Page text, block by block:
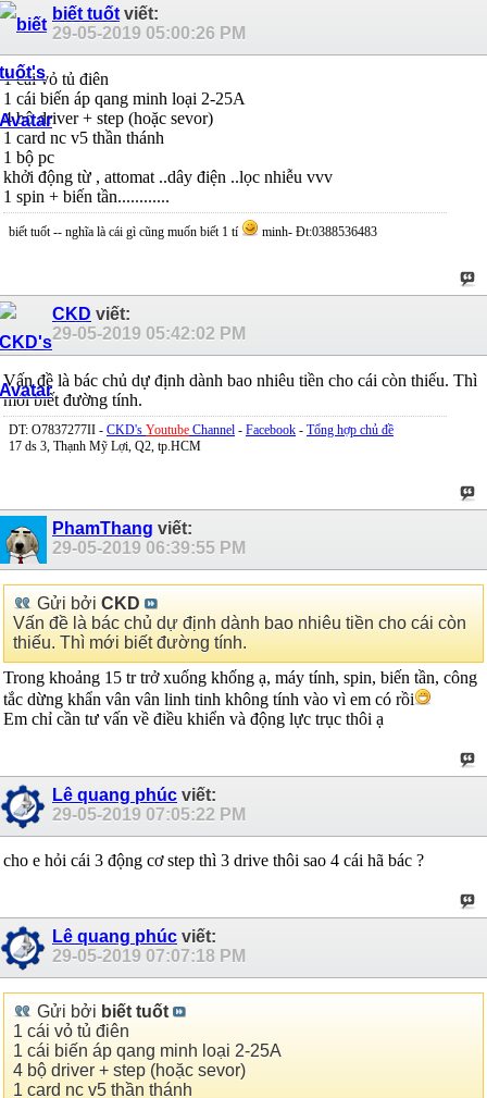
biết tuốt viết:
29-05-2019 05:00:26 PM
1 cái vỏ tủ điên
1 cái biến áp qang minh loại 2-25A
4 bộ driver + step (hoặc sevor)
1 card nc v5 thần thánh
1 bộ pc
khởi động từ , attomat ..dây điện ..lọc nhiễu vvv
1 spin + biến tần............
biết tuốt -- nghĩa là cái gì cũng muốn biết 1 tí minh- Đt:0388536483
CKD viết:
29-05-2019 05:42:02 PM
Vấn đề là bác chủ dự định dành bao nhiêu tiền cho cái còn thiếu. Thì
mới biết đường tính.
DT: O7837277II - CKD's Youtube Channel - Facebook - Tổng hợp chủ đề
17 ds 3, Thạnh Mỹ Lợi, Q2, tp.HCM
PhamThang viết:
29-05-2019 06:39:55 PM
Gửi bởi CKD
Vấn đề là bác chủ dự định dành bao nhiêu tiền cho cái còn
thiếu. Thì mới biết đường tính.
Trong khoảng 15 tr trở xuống khống ạ, máy tính, spin, biến tần, công
tắc dừng khẩn vân vân linh tinh không tính vào vì em có rồi
Em chỉ cần tư vấn về điều khiển và động lực trục thôi ạ
Lê quang phúc viết:
29-05-2019 07:05:22 PM
cho e hỏi cái 3 động cơ step thì 3 drive thôi sao 4 cái hã bác ?
Lê quang phúc viết:
29-05-2019 07:07:18 PM
Gửi bởi biết tuốt
1 cái vỏ tủ điên
1 cái biến áp qang minh loại 2-25A
4 bộ driver + step (hoặc sevor)
1 card nc v5 thần thánh